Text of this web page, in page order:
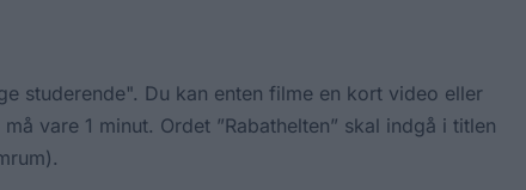
studerende". Du kan enten filme en kort video eller
vare 1 minut. Ordet ”Rabathelten” skal indgå i titlen